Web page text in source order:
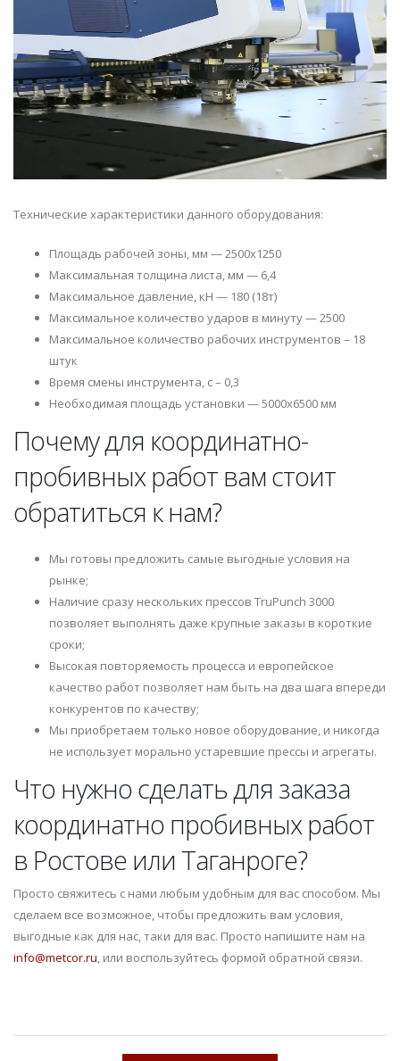
Технические характеристики данного оборудования:
Площадь рабочей зоны, мм — 2500х1250
Максимальная толщина листа, мм — 6,4
Максимальное давление, кН — 180 (18т)
Максимальное количество ударов в минуту — 2500
Максимальное количество рабочих инструментов – 18
штук
Время смены инструмента, с – 0,3
Необходимая площадь установки — 5000х6500 мм
Почему для координатно-
пробивных работ вам стоит
обратиться к нам?
Мы готовы предложить самые выгодные условия на
рынке;
Наличие сразу нескольких прессов TruPunch 3000
позволяет выполнять даже крупные заказы в короткие
сроки;
Высокая повторяемость процесса и европейское
качество работ позволяет нам быть на два шага впереди
конкурентов по качеству;
Мы приобретаем только новое оборудование, и никогда
не использует морально устаревшие прессы и агрегаты.
Что нужно сделать для заказа
координатно пробивных работ
в Ростове или Таганроге?
Просто свяжитесь с нами любым удобным для вас способом. Мы
сделаем все возможное, чтобы предложить вам условия,
выгодные как для нас, таки для вас. Просто напишите нам на
info@metcor.ru, или воспользуйтесь формой обратной связи.